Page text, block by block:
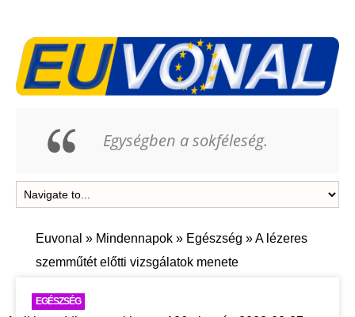
Egységben a sokféleség.
Euvonal » Mindennapok » Egészség »A lézeres
szemműtét előtti vizsgálatok menete
EGÉSZSÉG